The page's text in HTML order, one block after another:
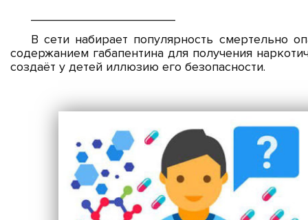
В сети набирает популярность смертельно
содержанием габапентина для получения
создаёт у детей иллюзию его безопасности.